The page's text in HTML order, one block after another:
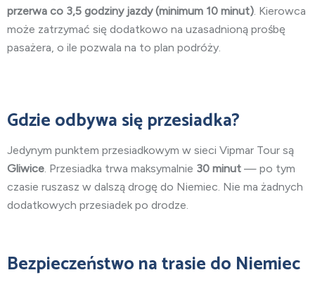
przerwa co 3,5 godziny jazdy (minimum 10 minut) . Kierowca
może zatrzymać się dodatkowo na uzasadnioną prośbę
pasażera, o ile pozwala na to plan podróży.
Gdzie odbywa się przesiadka?
Jedynym punktem przesiadkowym w sieci Vipmar Tour są
Gliwice . Przesiadka trwa maksymalnie 30 minut — po tym
czasie ruszasz w dalszą drogę do Niemiec. Nie ma żadnych
dodatkowych przesiadek po drodze.
Bezpieczeństwo na trasie do Niemiec